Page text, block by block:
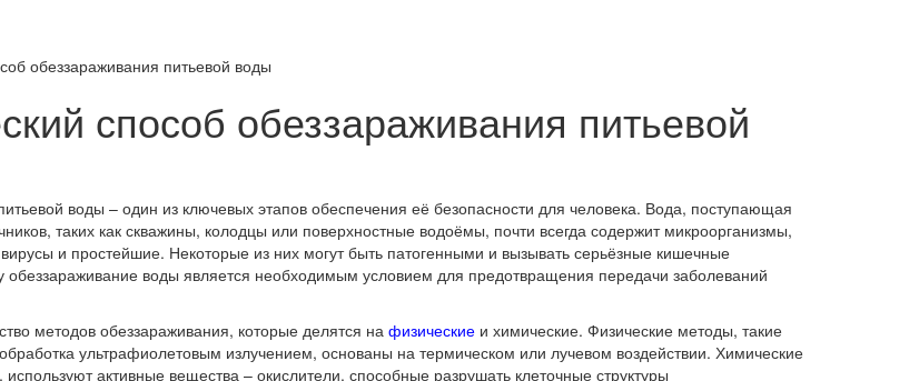
обеззараживания питьевой воды
способ обеззараживания питьевой
воды – один из ключевых этапов обеспечения её безопасности для человека. Вода, поступающая
таких как скважины, колодцы или поверхностные водоёмы, почти всегда содержит микроорганизмы,
и простейшие. Некоторые из них могут быть патогенными и вызывать серьёзные кишечные
воды является необходимым условием для предотвращения передачи заболеваний
методов обеззараживания, которые делятся на физические и химические. Физические методы, такие
ультрафиолетовым излучением, основаны на термическом или лучевом воздействии. Химические
активные вещества – окислители, способные разрушать клеточные структуры